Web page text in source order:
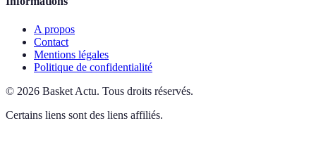
A propos
Contact
Mentions légales
Politique de confidentialité
© 2026 Basket Actu. Tous droits réservés.
Certains liens sont des liens affiliés.